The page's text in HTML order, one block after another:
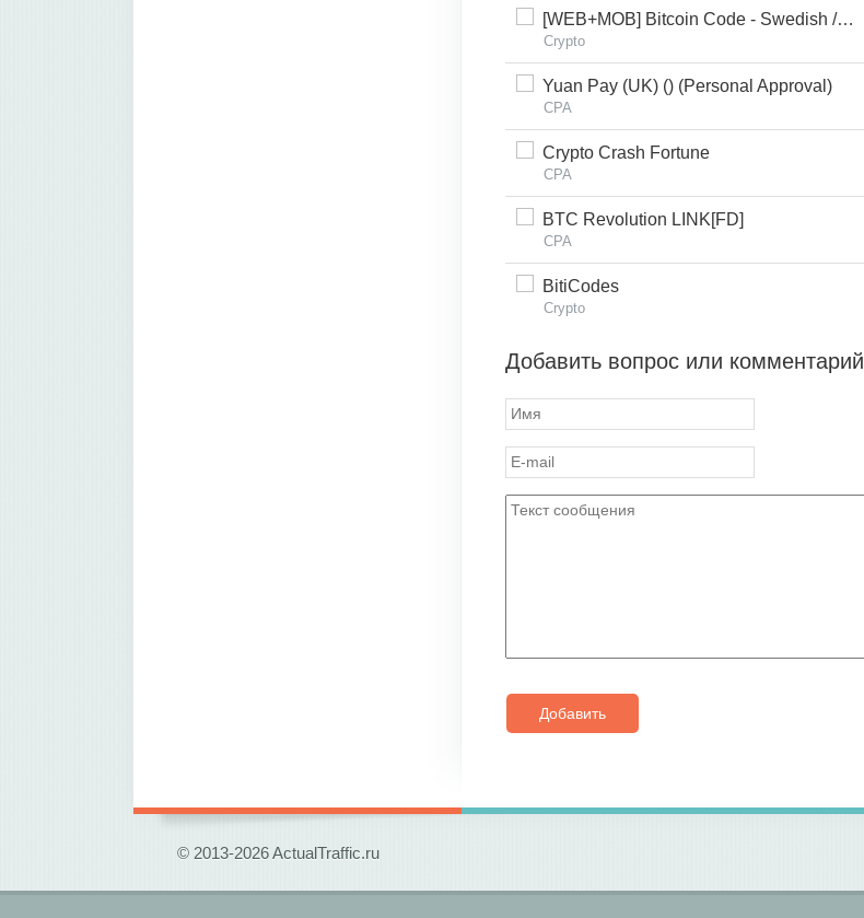
[WEB+MOB] Bitcoin Code - Swedish /SE $250 FTD *FB Pixel*
Crypto
Yuan Pay (UK) () (Personal Approval)
CPA
Crypto Crash Fortune
CPA
BTC Revolution LINK[FD]
CPA
BitiCodes
Crypto
Добавить вопрос или комментарий
Добавить
© 2013-2026 ActualTraffic.ru